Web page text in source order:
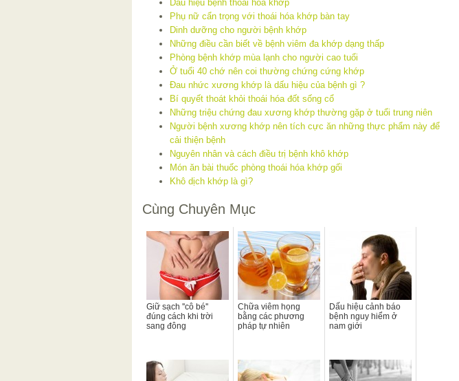
Dấu hiệu bệnh thoái hóa khớp
Phụ nữ cẩn trọng với thoái hóa khớp bàn tay
Dinh dưỡng cho người bệnh khớp
Những điều cần biết về bệnh viêm đa khớp dạng thấp
Phòng bệnh khớp mùa lạnh cho người cao tuổi
Ở tuổi 40 chớ nên coi thường chứng cứng khớp
Đau nhức xương khớp là dấu hiệu của bệnh gì ?
Bí quyết thoát khỏi thoái hóa đốt sống cổ
Những triệu chứng đau xương khớp thường gặp ở tuổi trung niên
Người bệnh xương khớp nên tích cực ăn những thực phẩm này để
cải thiện bệnh
Nguyên nhân và cách điều trị bệnh khô khớp
Món ăn bài thuốc phòng thoái hóa khớp gối
Khô dịch khớp là gì?
Cùng Chuyên Mục
Giữ sạch ''cô bé''
đúng cách khi trời
sang đông
Chữa viêm họng
bằng các phương
pháp tự nhiên
Dấu hiệu cảnh báo
bệnh nguy hiểm ở
nam giới